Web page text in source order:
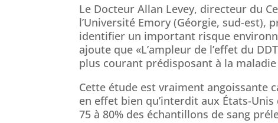
Le Docteur Allan Levey, directeur du
l’Université Emory (Géorgie, sud-est),
identifier un important risque
ajoute que «L’ampleur de l’effet du
plus courant prédisposant à la maladie
Cette étude est vraiment angoissante
en effet bien qu’interdit aux États-
75 à 80% des échantillons de sang